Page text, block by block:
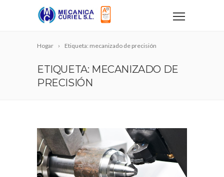
Hogar Etiqueta: mecanizado de precisión
ETIQUETA: MECANIZADO DE
PRECISIÓN